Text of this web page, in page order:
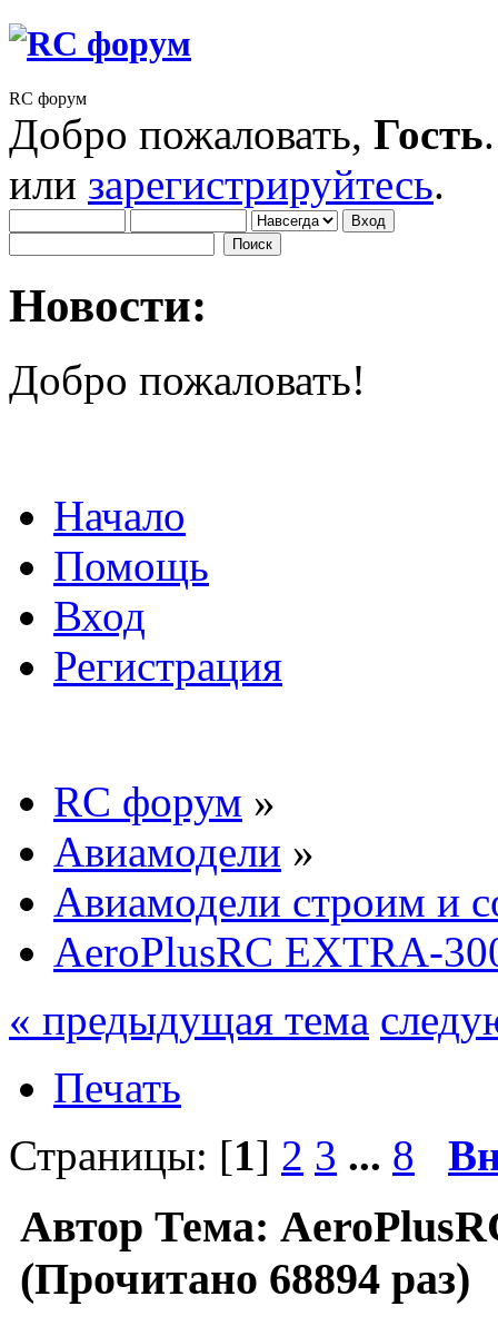
RC форум
Добро пожаловать, Гость
или зарегистрируйтесь.
Новости:
Добро пожаловать!
Начало
Помощь
Вход
Регистрация
RC форум »
Авиамодели »
Авиамодели строим и
AeroPlusRC EXTRA-
« предыдущая тема
Печать
Страницы: [1] 2 3 ... 8
Автор Тема:
(Прочитано 68894 раз)